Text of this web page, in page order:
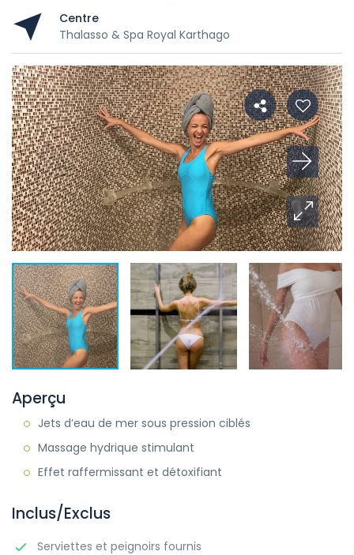
Centre
Thalasso & Spa Royal Karthago
Aperçu
Jets d’eau de mer sous pression ciblés
Massage hydrique stimulant
Effet raffermissant et détoxifiant
Inclus/Exclus
Serviettes et peignoirs fournis